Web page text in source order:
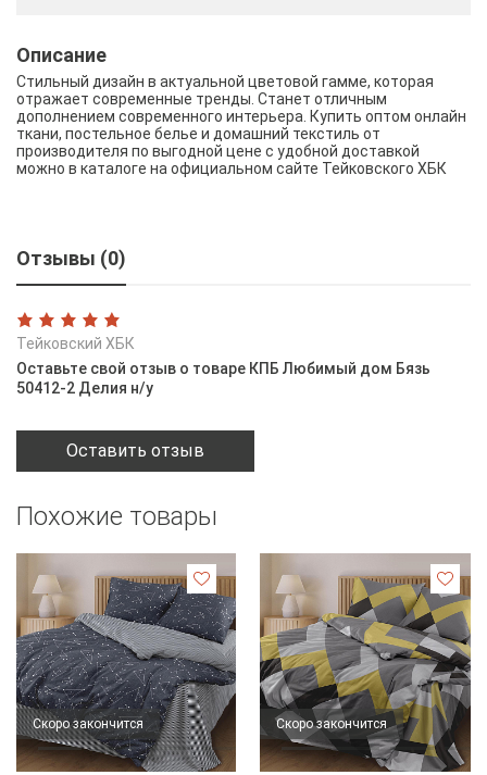
Описание
Стильный дизайн в актуальной цветовой гамме, которая
отражает современные тренды. Станет отличным
дополнением современного интерьера. Купить оптом онлайн
ткани, постельное белье и домашний текстиль от
производителя по выгодной цене с удобной доставкой
можно в каталоге на официальном сайте Тейковского ХБК
Отзывы (0)
Тейковский ХБК
Оставьте свой отзыв о товаре КПБ Любимый дом Бязь
50412-2 Делия н/у
Оставить отзыв
Похожие товары
Скоро закончится Скоро закончится